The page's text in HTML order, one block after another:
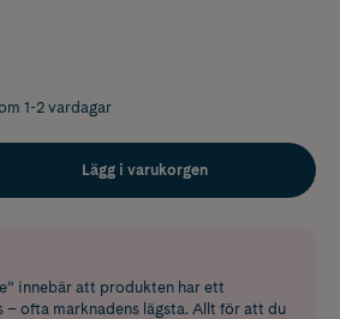
1-2 vardagar
Lägg i varukorgen
innebär att produkten har ett
ofta marknadens lägsta. Allt för att du